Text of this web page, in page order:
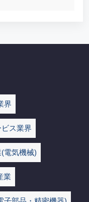
界
ス業界
電気機械)
業